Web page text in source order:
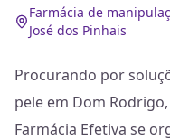
Farmácia de
José dos Pinhais
Procurando por
pele em Dom Rodrigo,
Farmácia Efetiva se